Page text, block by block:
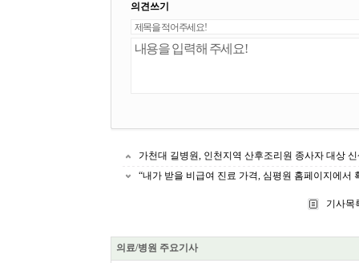
의견쓰기
가천대 길병원, 인천지역 산후조리원 종사자 대상
“내가 받을 비급여 진료 가격, 심평원 홈페이지에서
기사목
의료/병원 주요기사